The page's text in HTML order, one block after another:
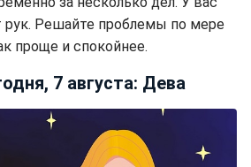
рук. Решайте проблемы по мере
проще и спокойнее.
7 августа: Дева